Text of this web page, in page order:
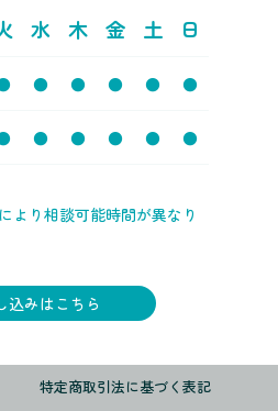
水 木 金 土 日
● ● ● ● ●
● ● ● ● ●
より相談可能時間が異なり
込みはこちら
特定商取引法に基づく表記